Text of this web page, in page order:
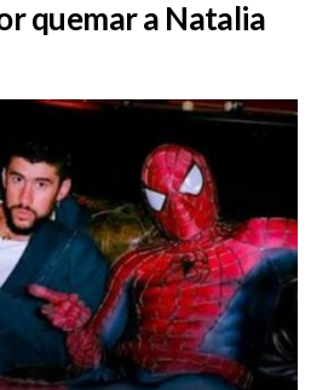
quemar a Natalia